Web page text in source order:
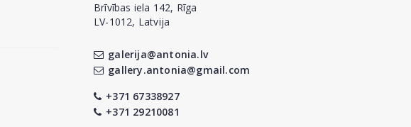
Brīvības iela 142, Rīga
LV-1012, Latvija
galerija@antonia.lv
gallery.antonia@gmail.com
+371 67338927
+371 29210081